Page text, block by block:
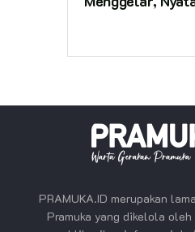
PRAMUKA.ID merupakan
Pramuka yang dikelola